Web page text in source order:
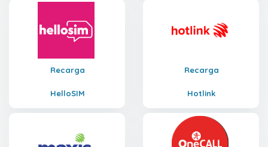
Recarga
HelloSIM
Recarga
Hotlink